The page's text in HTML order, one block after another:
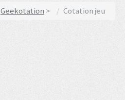
Geekotation Cotation jeu